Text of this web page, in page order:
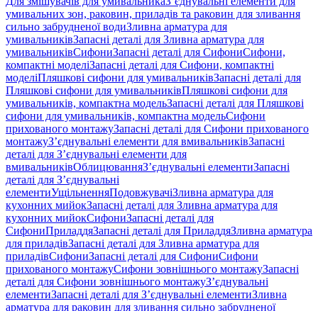
умивальних зон, раковин, приладів та раковин для зливання
сильно забрудненої водиЗливна арматура для
умивальниківЗапасні деталі для Зливна арматура для
умивальниківСифониЗапасні деталі для СифониСифони,
компактні моделіЗапасні деталі для Сифони, компактні
моделіПляшкові сифони для умивальниківЗапасні деталі для
Пляшкові сифони для умивальниківПляшкові сифони для
умивальників, компактна модельЗапасні деталі для Пляшкові
сифони для умивальників, компактна модельСифони
прихованого монтажуЗапасні деталі для Сифони прихованого
монтажуЗ’єднувальні елементи для вмивальниківЗапасні
деталі для З’єднувальні елементи для
вмивальниківОблицюванняЗ’єднувальні елементиЗапасні
деталі для З’єднувальні
елементиУщільненняПодовжувачіЗливна арматура для
кухонних мийокЗапасні деталі для Зливна арматура для
кухонних мийокСифониЗапасні деталі для
СифониПриладдяЗапасні деталі для ПриладдяЗливна арматура
для приладівЗапасні деталі для Зливна арматура для
приладівСифониЗапасні деталі для СифониСифони
прихованого монтажуСифони зовнішнього монтажуЗапасні
деталі для Сифони зовнішнього монтажуЗ’єднувальні
елементиЗапасні деталі для З’єднувальні елементиЗливна
арматура для раковин для зливання сильно забрудненої